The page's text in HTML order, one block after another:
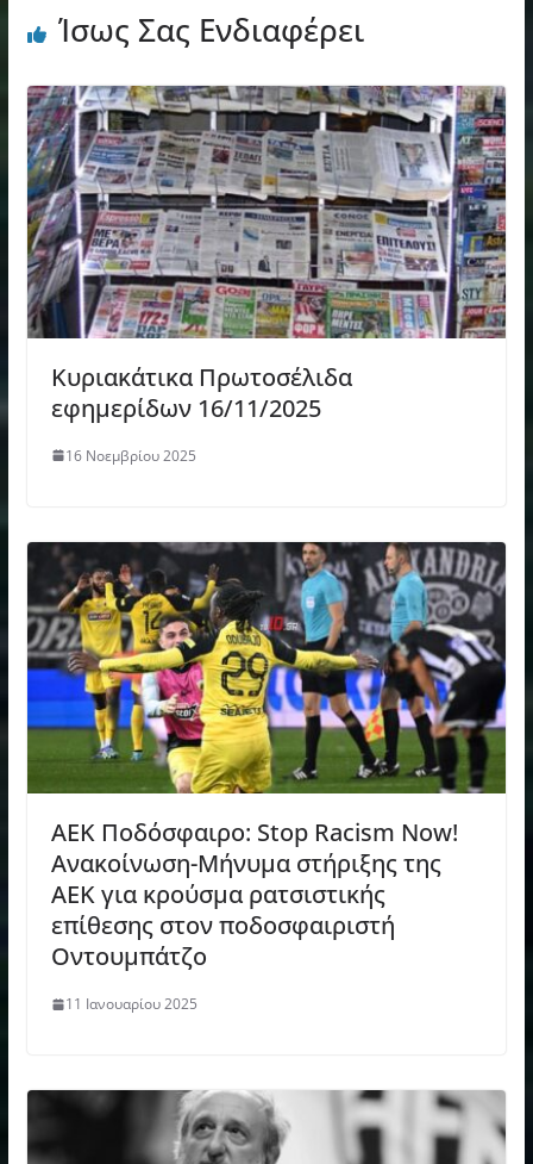
Ίσως Σας Ενδιαφέρει
Κυριακάτικα Πρωτοσέλιδα
εφημερίδων 16/11/2025
16 Νοεμβρίου 2025
ΑΕΚ Ποδόσφαιρο: Stop Racism Now!
Ανακοίνωση-Μήνυμα στήριξης της
ΑΕΚ για κρούσμα ρατσιστικής
επίθεσης στον ποδοσφαιριστή
Οντουμπάτζο
11 Ιανουαρίου 2025